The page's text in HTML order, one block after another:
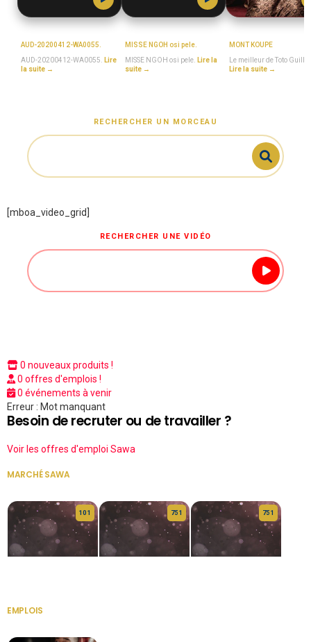
AUD-20200412-WA0055.
AUD-20200412-WA0055. Lire
la suite →
MISSE NGOH osi pele.
MISSE NGOH osi pele. Lire la
suite →
MONT KOUPE
Le meilleur de Toto
Lire la suite →
RECHERCHER UN MORCEAU
[mboa_video_grid]
RECHERCHER UNE VIDÉO
0 nouveaux produits !
0 offres d'emplois !
0 événements à venir
Erreur : Mot manquant
Besoin de recruter ou de travailler ?
Voir les offres d'emploi Sawa
MARCHÉ SAWA
10 1 75 1 75 1
EMPLOIS